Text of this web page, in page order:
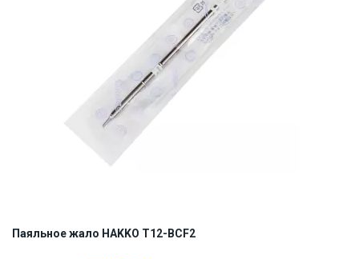
Паяльное жало HAKKO T12-BCF2